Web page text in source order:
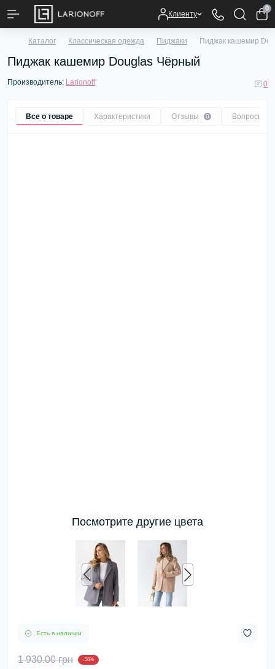
Клиенту
0
Каталог Классическая одежда Пиджаки Пиджак кашемир
Пиджак кашемир Douglas Чёрный
Производитель: Larionoff 0
Все о товаре Характеристики Отзывы 0 Вопросы
Посмотрите другие цвета
Есть в наличии
1 930.00 грн -56%